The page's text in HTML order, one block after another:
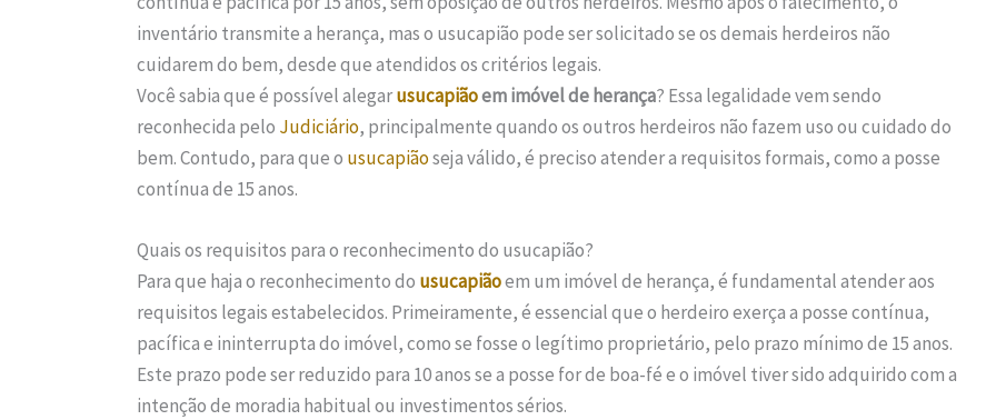
inventário transmite a herança, mas o usucapião pode ser solicitado se os demais herdeiros não
cuidarem do bem, desde que atendidos os critérios legais.
Você sabia que é possível alegarusucapiãoem imóvel de herança? Essa legalidade vem sendo
reconhecida pelo Judiciário, principalmente quando os outros herdeiros não fazem uso ou cuidado do
bem. Contudo, para que o usucapiãoseja válido, é preciso atender a requisitos formais, como a posse
contínua de 15 anos.
Quais os requisitos para o reconhecimento do usucapião?
Para que haja o reconhecimento do usucapiãoem um imóvel de herança, é fundamental atender aos
requisitos legais estabelecidos. Primeiramente, é essencial que o herdeiro exerça a posse contínua,
pacífica e ininterrupta do imóvel, como se fosse o legítimo proprietário, pelo prazo mínimo de 15 anos.
Este prazo pode ser reduzido para 10 anos se a posse for de boa-fé e o imóvel tiver sido adquirido com a
intenção de moradia habitual ou investimentos sérios.